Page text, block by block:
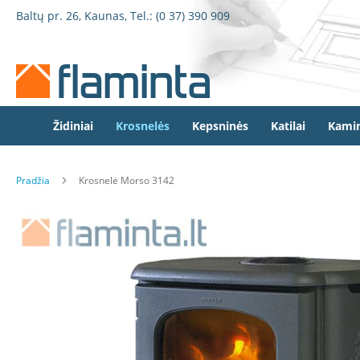
Pereiti
Baltų pr. 26, Kaunas, Tel.: (0 37) 390 909
Židinio
Dorako
Linea
Spartherm
Seguin
Židiniai Krosnelės Kepsninės Katilai
Pradžia Krosnelė Morso 3142
Eiti
galerijos